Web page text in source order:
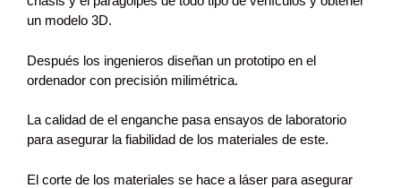
un modelo 3D.
Después los ingenieros diseñan un prototipo en el
ordenador con precisión milimétrica.
La calidad de el enganche pasa ensayos de laboratorio
para asegurar la fiabilidad de los materiales de este.
El corte de los materiales se hace a láser para asegurar